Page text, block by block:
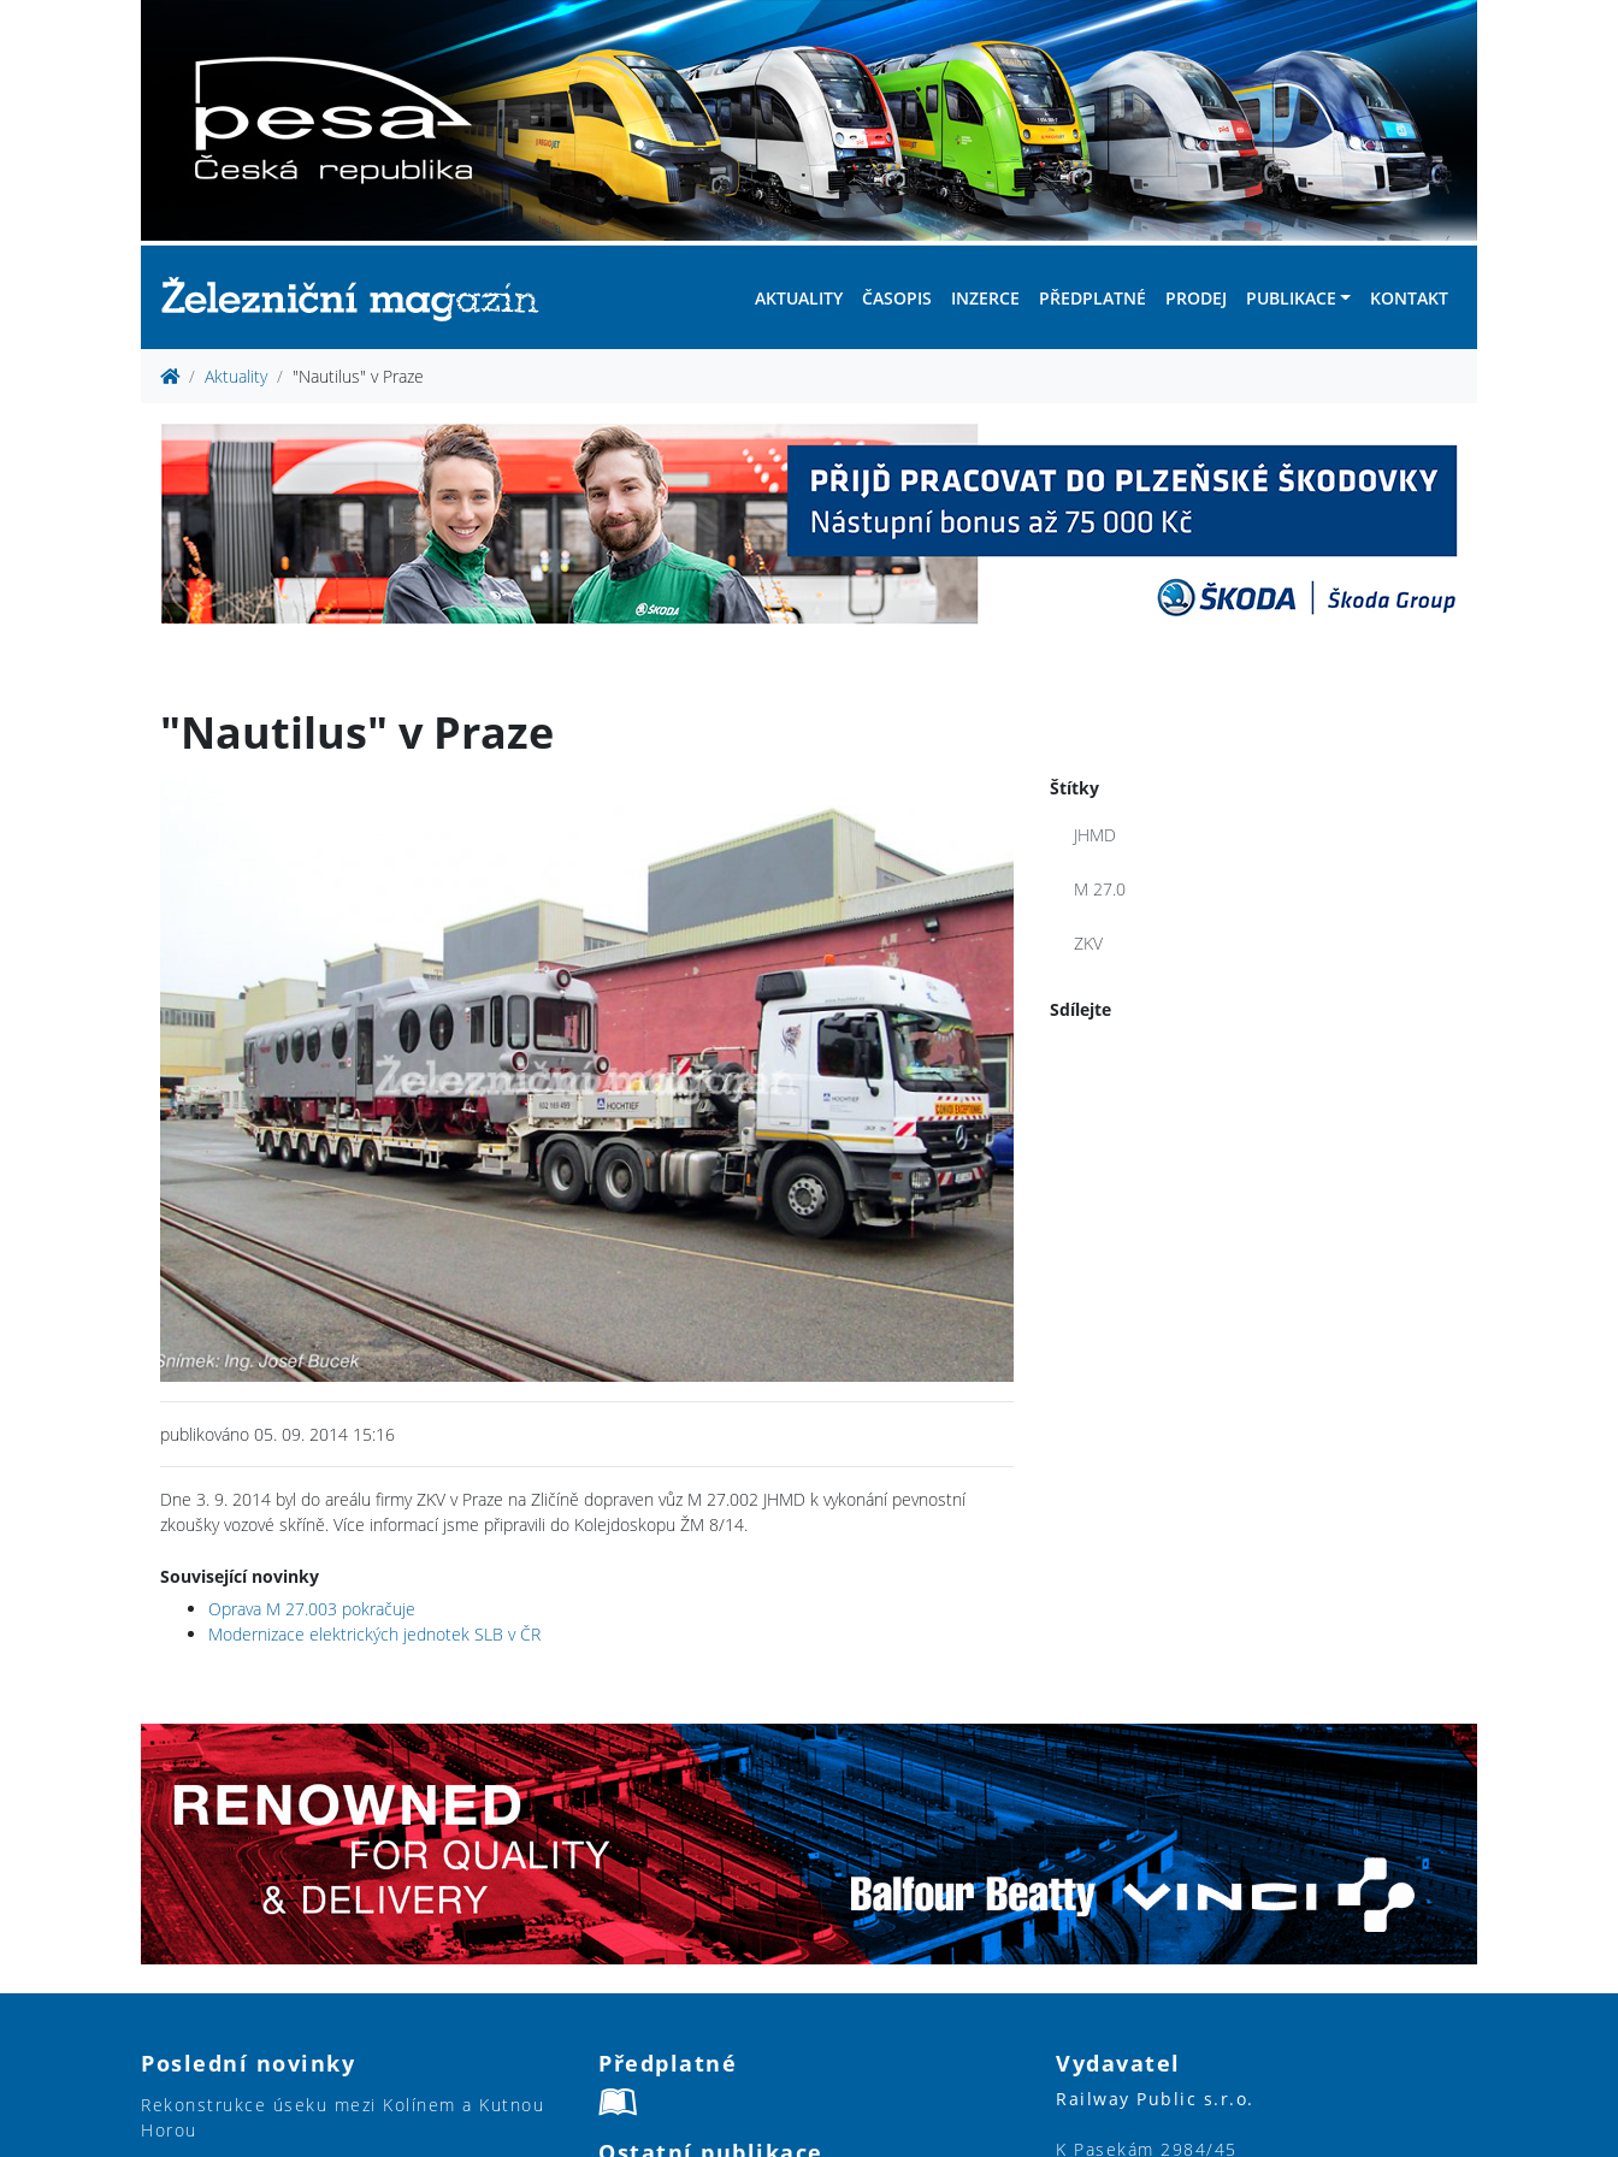
AKTUALITY ČASOPIS INZERCE PŘEDPLATNÉ PRODEJ PUBLIKACE KONTAKT
Aktuality "Nautilus" v Praze
"Nautilus" v Praze
publikováno 05. 09. 2014 15:16
Dne 3. 9. 2014 byl do areálu firmy ZKV v Praze na Zličíně dopraven vůz M 27.002 JHMD k vykonání pevnostní
zkoušky vozové skříně. Více informací jsme připravili do Kolejdoskopu ŽM 8/14.
Související novinky
Oprava M 27.003 pokračuje
Modernizace elektrických jednotek SLB v ČR
Štítky
JHMD
M 27.0
ZKV
Sdílejte
Poslední novinky
Rekonstrukce úseku mezi Kolínem a Kutnou
Horou
Předplatné Vydavatel
Railway Public s.r.o.
K Pasekám 2984/45